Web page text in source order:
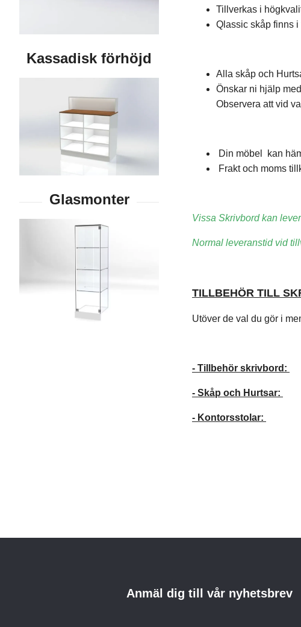
Tillverkas i
Qlassic skåp finns
Alla skåp och
Önskar ni hjälp
Observera att vid
Din möbel kan
Frakt och moms
Vissa Skrivbord kan
Normal leveranstid vid
TILLBEHÖR TILL
Utöver de val du gör i
- Tillbehör skrivbord:
- Skåp och Hurtsar:
- Kontorsstolar:
Anmäl dig till vår nyhetsbrev